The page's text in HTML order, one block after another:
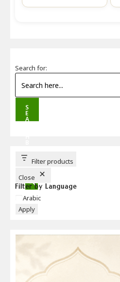
Search for:
S
E
A
T
T
Filter products
Close
Filter by Language
Language
Arabic
Apply